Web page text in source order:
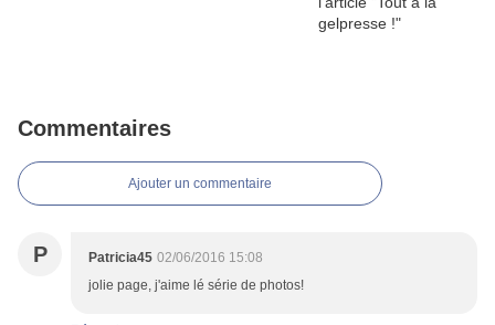
Commentaires
Ajouter un commentaire
P Patricia45 02/06/2016 15:08
jolie page, j'aime lé série de photos!